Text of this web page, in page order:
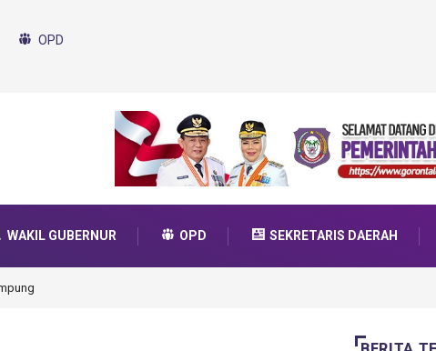
OPD
WAKIL GUBERNUR OPD SEKRETARIS DAERAH
Transformasi 2025